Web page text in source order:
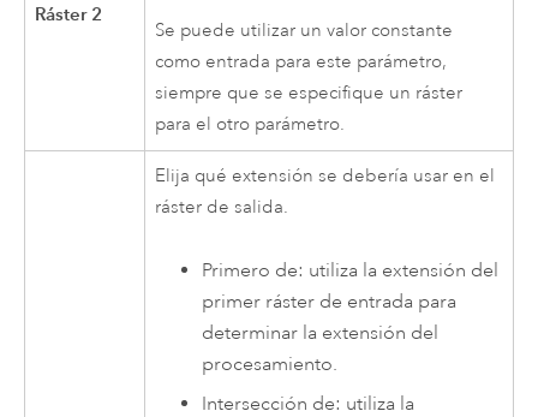
Ráster 2
Se puede utilizar un valor constante
como entrada para este parámetro,
siempre que se especifique un ráster
para el otro parámetro.
Elija qué extensión se debería usar en el
ráster de salida.
Primero de: utiliza la extensión del
primer ráster de entrada para
determinar la extensión del
procesamiento.
Intersección de: utiliza la